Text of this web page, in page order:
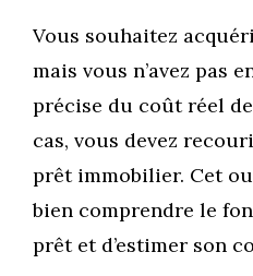
Vous souhaitez
mais vous n’avez pas
précise du coût réel
cas, vous devez
prêt immobilier. Cet
bien comprendre le
prêt et d’estimer son